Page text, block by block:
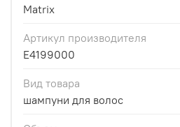
Matrix
Артикул производителя
E4199000
Вид товара
шампуни для волос